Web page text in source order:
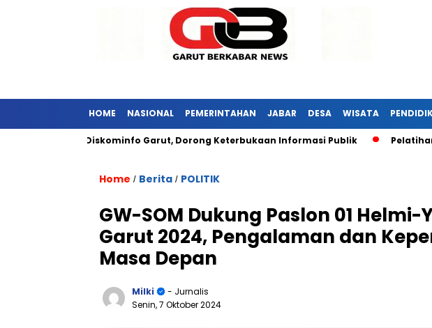
HOME NASIONAL PEMERINTAHAN JABAR DESA WISATA
Diskominfo Garut, Dorong Keterbukaan Informasi Publik Pelatihan
Home / Berita / POLITIK
GW-SOM Dukung Paslon 01
Garut 2024, Pengalaman dan
Masa Depan
Milki
- Jurnalis
Senin, 7 Oktober 2024